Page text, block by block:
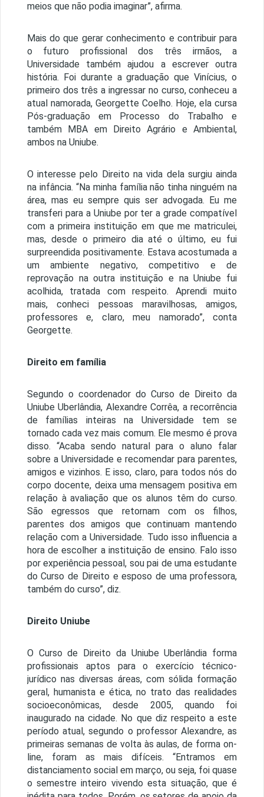
meios que não podia imaginar”, afirma.
Mais do que gerar conhecimento e contribuir para
o futuro profissional dos três irmãos, a
Universidade também ajudou a escrever outra
história. Foi durante a graduação que Vinícius, o
primeiro dos três a ingressar no curso, conheceu a
atual namorada, Georgette Coelho. Hoje, ela cursa
Pós-graduação em Processo do Trabalho e
também MBA em Direito Agrário e Ambiental,
ambos na Uniube.
O interesse pelo Direito na vida dela surgiu ainda
na infância. “Na minha família não tinha ninguém na
área, mas eu sempre quis ser advogada. Eu me
transferi para a Uniube por ter a grade compatível
com a primeira instituição em que me matriculei,
mas, desde o primeiro dia até o último, eu fui
surpreendida positivamente. Estava acostumada a
um ambiente negativo, competitivo e de
reprovação na outra instituição e na Uniube fui
acolhida, tratada com respeito. Aprendi muito
mais, conheci pessoas maravilhosas, amigos,
professores e, claro, meu namorado”, conta
Georgette.
Direito em família
Segundo o coordenador do Curso de Direito da
Uniube Uberlândia, Alexandre Corrêa, a recorrência
de famílias inteiras na Universidade tem se
tornado cada vez mais comum. Ele mesmo é prova
disso. “Acaba sendo natural para o aluno falar
sobre a Universidade e recomendar para parentes,
amigos e vizinhos. E isso, claro, para todos nós do
corpo docente, deixa uma mensagem positiva em
relação à avaliação que os alunos têm do curso.
São egressos que retornam com os filhos,
parentes dos amigos que continuam mantendo
relação com a Universidade. Tudo isso influencia a
hora de escolher a instituição de ensino. Falo isso
por experiência pessoal, sou pai de uma estudante
do Curso de Direito e esposo de uma professora,
também do curso”, diz.
Direito Uniube
O Curso de Direito da Uniube Uberlândia forma
profissionais aptos para o exercício técnico-
jurídico nas diversas áreas, com sólida formação
geral, humanista e ética, no trato das realidades
socioeconômicas, desde 2005, quando foi
inaugurado na cidade. No que diz respeito a este
período atual, segundo o professor Alexandre, as
primeiras semanas de volta às aulas, de forma on-
line, foram as mais difíceis. “Entramos em
distanciamento social em março, ou seja, foi quase
o semestre inteiro vivendo esta situação, que é